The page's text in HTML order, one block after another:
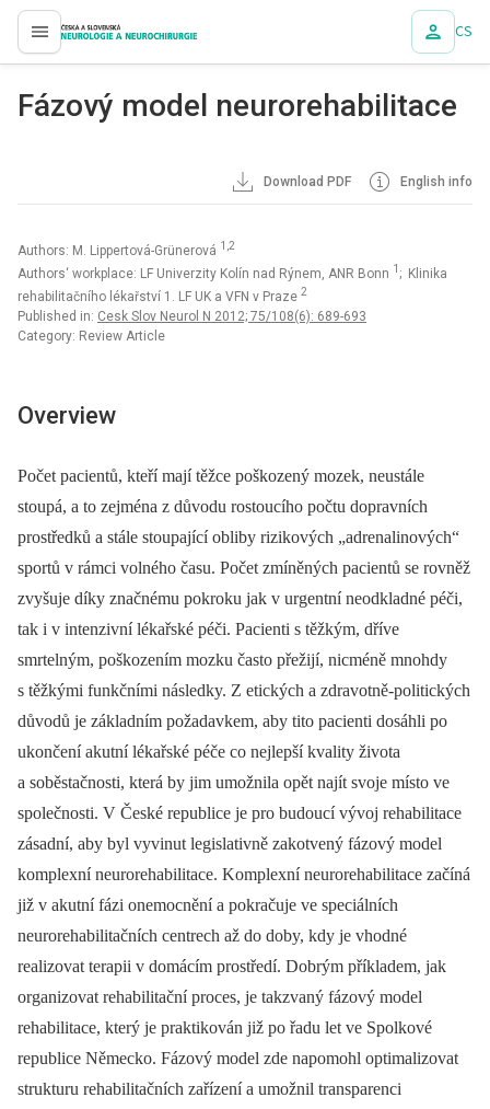
proLékaře.cz CS
Fázový model neurorehabilitace
Download PDF English info
Authors: M. Lippertová-Grünerová 1,2
Authors‘ workplace: LF Univerzity Kolín nad Rýnem, ANR Bonn 1 ; Klinika
rehabilitačního lékařství 1. LF UK a VFN v Praze 2
Published in: Cesk Slov Neurol N 2012; 75/108(6): 689-693
Category: Review Article
Overview
Počet pacientů, kteří mají těžce poškozený mozek, neustále
stoupá, a to zejména z důvodu rostoucího počtu dopravních
prostředků a stále stoupající obliby rizikových „adrenalinových“
sportů v rámci volného času. Počet zmíněných pacientů se rovněž
zvyšuje díky značnému pokroku jak v urgentní neodkladné péči,
tak i v intenzivní lékařské péči. Pacienti s těžkým, dříve
smrtelným, poškozením mozku často přežijí, nicméně mnohdy
s těžkými funkčními následky. Z etických a zdravotně-politických
důvodů je základním požadavkem, aby tito pacienti dosáhli po
ukončení akutní lékařské péče co nejlepší kvality života
a soběstačnosti, která by jim umožnila opět najít svoje místo ve
společnosti. V České republice je pro budoucí vývoj rehabilitace
zásadní, aby byl vyvinut legislativně zakotvený fázový model
komplexní neurorehabilitace. Komplexní neurorehabilitace začíná
již v akutní fázi onemocnění a pokračuje ve speciálních
neurorehabilitačních centrech až do doby, kdy je vhodné
realizovat terapii v domácím prostředí. Dobrým příkladem, jak
organizovat rehabilitační proces, je takzvaný fázový model
rehabilitace, který je praktikován již po řadu let ve Spolkové
republice Německo. Fázový model zde napomohl optimalizovat
strukturu rehabilitačních zařízení a umožnil transparenci